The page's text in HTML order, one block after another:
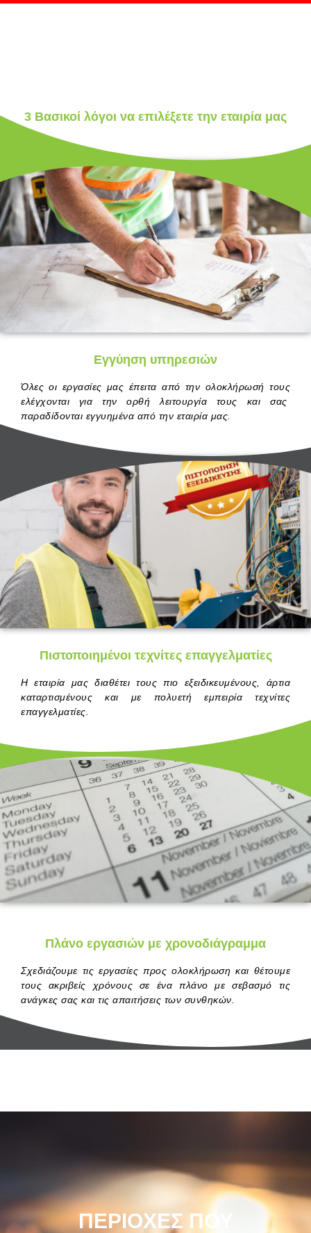
3 Βασικοί λόγοι να επιλέξετε την εταιρία μας
.
Εγγύηση υπηρεσιών
Όλες οι εργασίες μας έπειτα από την ολοκλήρωσή τους
ελέγχονται για την ορθή λειτουργία τους και σας
παραδίδονται εγγυημένα από την εταιρία μας.
.
Πιστοποιημένοι τεχνίτες επαγγελματίες
Η εταιρία μας διαθέτει τους πιο εξειδικευμένους, άρτια
καταρτισμένους και με πολυετή εμπειρία τεχνίτες
επαγγελματίες.
.
Πλάνο εργασιών με χρονοδιάγραμμα
Σχεδιάζουμε τις εργασίες προς ολοκλήρωση και θέτουμε
τους ακριβείς χρόνους σε ένα πλάνο με σεβασμό τις
ανάγκες σας και τις απαιτήσεις των συνθηκών.
ΠΕΡΙΟΧΕΣ ΠΟΥ